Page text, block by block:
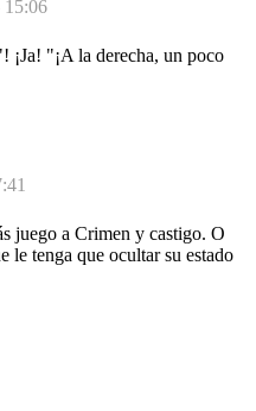
15:06
¡Ja! "¡A la derecha, un poco
juego a Crimen y castigo. O
le tenga que ocultar su estado